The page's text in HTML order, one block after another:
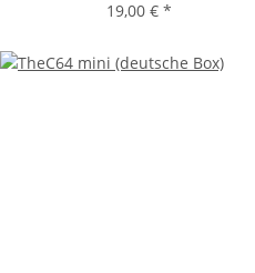
19,00 € *